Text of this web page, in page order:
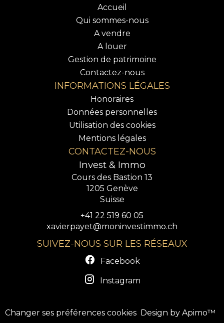
Accueil
Qui sommes-nous
A vendre
A louer
Gestion de patrimoine
Contactez-nous
INFORMATIONS LÉGALES
Honoraires
Données personnelles
Utilisation des cookies
Mentions légales
CONTACTEZ-NOUS
Invest & Immo
Cours des Bastion 13
1205 Genève
Suisse
+41 22 519 60 05
xavierpayet@moninvestimmo.ch
SUIVEZ-NOUS SUR LES RÉSEAUX
Facebook
Instagram
Changer ses préférences cookies Design by Apimo™